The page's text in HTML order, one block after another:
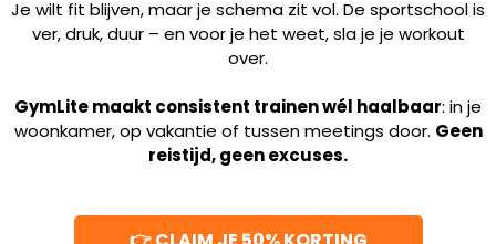
Je wilt fit blijven, maar je schema zit vol. De sportschool is
ver, druk, duur – en voor je het weet, sla je je workout
over.
GymLite maakt consistent trainen wél haalbaar: in je
woonkamer, op vakantie of tussen meetings door. Geen
reistijd, geen excuses.